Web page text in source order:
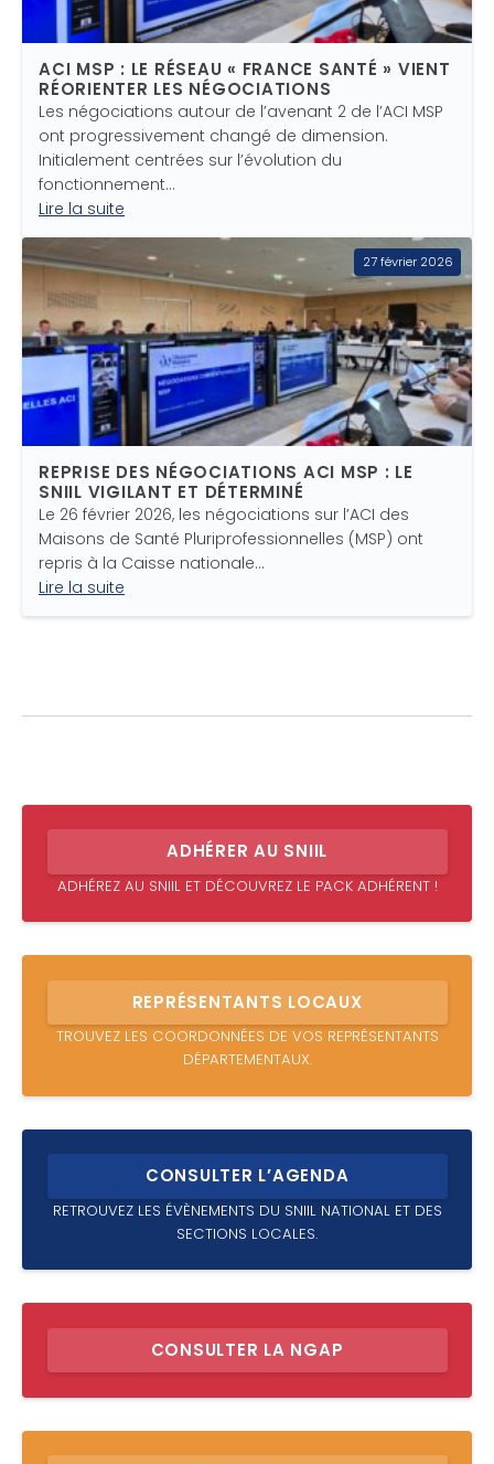
ACI MSP : LE RÉSEAU « FRANCE SANTÉ » VIENT
RÉORIENTER LES NÉGOCIATIONS
Les négociations autour de l’avenant 2 de l’ACI MSP
ont progressivement changé de dimension.
Initialement centrées sur l’évolution du
fonctionnement…
Lire la suite
27 février 2026
REPRISE DES NÉGOCIATIONS ACI MSP : LE
SNIIL VIGILANT ET DÉTERMINÉ
Le 26 février 2026, les négociations sur l’ACI des
Maisons de Santé Pluriprofessionnelles (MSP) ont
repris à la Caisse nationale…
Lire la suite
ADHÉRER AU SNIIL
ADHÉREZ AU SNIIL ET DÉCOUVREZ LE PACK ADHÉRENT !
REPRÉSENTANTS LOCAUX
TROUVEZ LES COORDONNÉES DE VOS REPRÉSENTANTS
DÉPARTEMENTAUX.
CONSULTER L’AGENDA
RETROUVEZ LES ÉVÈNEMENTS DU SNIIL NATIONAL ET DES
SECTIONS LOCALES.
CONSULTER LA NGAP